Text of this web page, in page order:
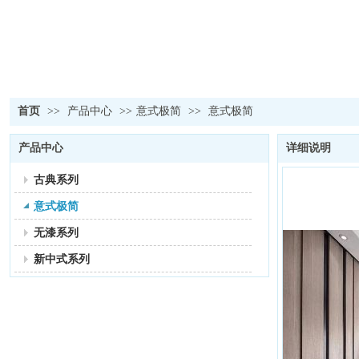
首页 >> 产品中心 >> 意式极简 >> 意式极简
产品中心
古典系列
意式极简
无漆系列
新中式系列
详细说明